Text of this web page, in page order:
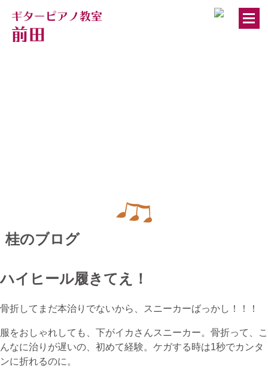
きのちゃんブログ
桂のブログ
無料体験・お問合せ
桂のブログ
ハイヒール履きてえ！
骨折してまだ本治りでないから、スニーカーばっかし！！！
服をおしゃれしても、下がイカさんスニーカー。骨折って、こ
んなに治りが遅いの、初めて経験。ケガする時は1秒でカンタ
ンに折れるのに。